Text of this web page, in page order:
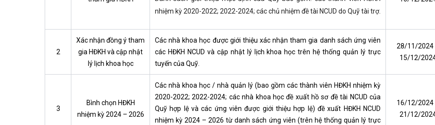
nhiệm kỳ 2020-2022; 2022-2024; các chủ nhiệm đề tài NCUD do Quỹ tài trợ.
2
Xác nhận đồng ý tham
gia HĐKH và cập nhật
lý lịch khoa học
Các nhà khoa học được giới thiệu xác nhận tham gia danh sách ứng viên
các HĐKH NCUD và cập nhật lý lịch khoa học trên hệ thống quản lý trực
tuyến của Quỹ.
28/11/2024
15/12/
3
Bình chọn HĐKH
nhiệm kỳ 2024 – 2026
Các nhà khoa học / nhà quản lý (bao gồm các thành viên HĐKH nhiệm kỳ
2020-2022; 2022-2024; các nhà khoa học đề xuất hồ sơ đề tài NCUD của
Quỹ hợp lệ và các ứng viên được giới thiệu hợp lệ) đề xuất HĐKH NCUD
nhiệm kỳ 2024 – 2026 từ danh sách ứng viên (trên hệ thống quản lý trực
16/12/2024
21/12/